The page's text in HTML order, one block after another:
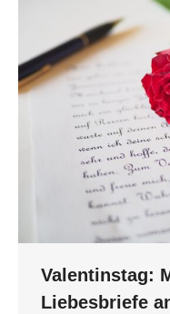
Valentinstag:
Liebesbriefe